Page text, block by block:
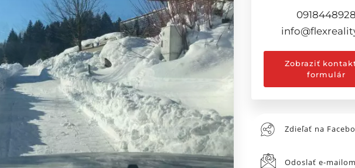
Zobraziť fotografie
0918448928
Zobraziť
formulár
Zdieľať na
Odoslať e-mailom